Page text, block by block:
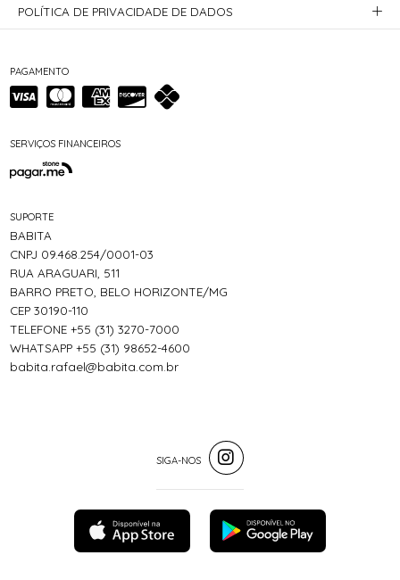
PAGAMENTO
SERVIÇOS FINANCEIROS
SUPORTE
BABITA
CNPJ 09.468.254/0001-03
RUA ARAGUARI, 511
BARRO PRETO, BELO HORIZONTE/MG
CEP 30190-110
TELEFONE +55 (31) 3270-7000
WHATSAPP +55 (31) 98652-4600
babita.rafael@babita.com.br
POLÍTICA DE PRIVACIDADE DE DADOS